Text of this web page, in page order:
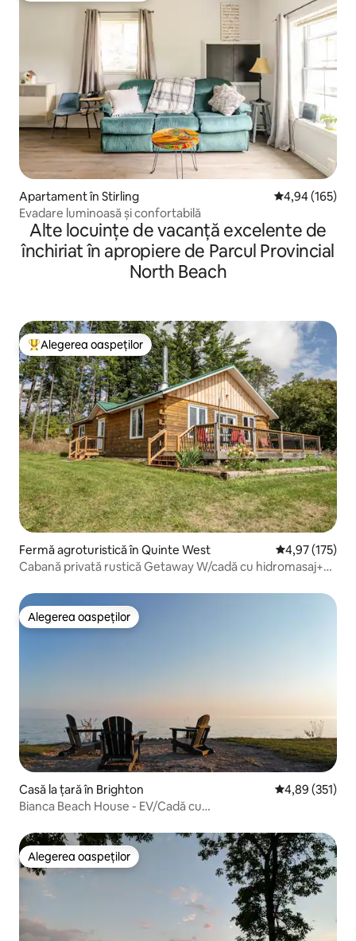
Apartament în Stirling Scor mediu de
4,94 (165)
Evadare luminoasă și confortabilă
Alte locuințe de vacanță excelente de
închiriat în apropiere de Parcul Provincial
North Beach
Locuință din topul categoriei Alegerea oaspeților
Alegerea oaspeților
Fermă agroturistică în Quinte West Scor mediu
4,97 (175)
Cabană privată rustică Getaway W/cadă cu hidromasaj+
Alegerea oaspeților
Alegerea oaspeților
Casă la țară în Brighton Scor mediu de
4,89 (351)
Bianca Beach House - EV/Cadă cu
Alegerea oaspeților
Alegerea oaspeților